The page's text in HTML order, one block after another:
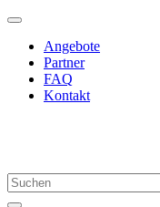
Angebote
Partner
FAQ
Kontakt